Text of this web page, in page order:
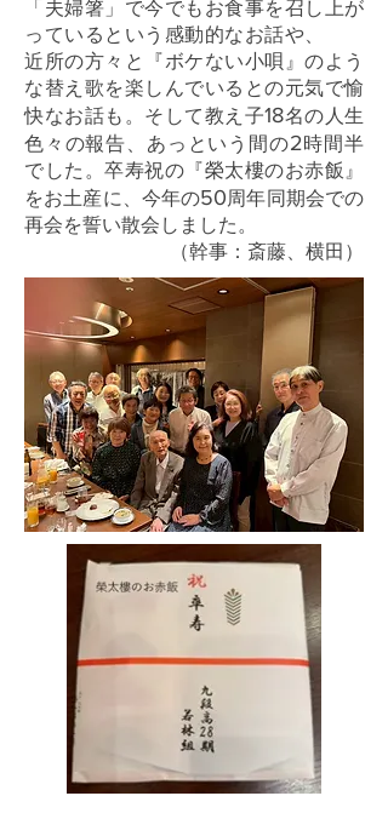
「夫婦箸」で今でもお食事を召し上が
っているという感動的なお話や、
近所の方々と『ボケない小唄』のよう
な替え歌を楽しんでいるとの元気で愉
快なお話も。そして教え子18名の人生
色々の報告、あっという間の2時間半
でした。卒寿祝の『榮太樓のお赤飯』
をお土産に、今年の50周年同期会での
再会を誓い散会しました。
（幹事：斎藤、横田）